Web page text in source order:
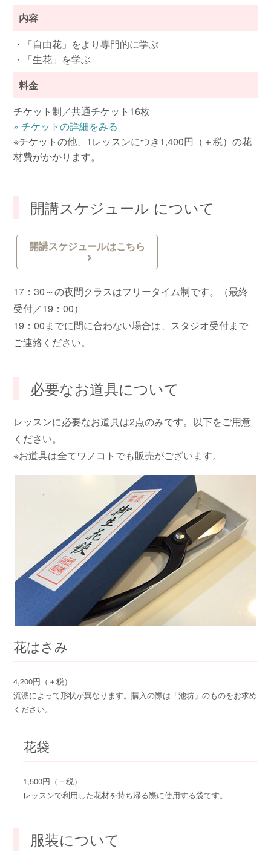
内容
・「自由花」をより専門的に学ぶ
・「生花」を学ぶ
料金
チケット制／共通チケット16枚
»チケットの詳細をみる
※チケットの他、1レッスンにつき1,400円（＋税）の花
材費がかかります。
開講スケジュール について
開講スケジュールはこちら
17：30～の夜間クラスはフリータイム制です。（最終
受付／19：00）
19：00までに間に合わない場合は、スタジオ受付まで
ご連絡ください。
必要なお道具について
レッスンに必要なお道具は2点のみです。以下をご用意
ください。
※お道具は全てワノコトでも販売がございます。
花はさみ
4,200円（＋税）
流派によって形状が異なります。購入の際は「池坊」のものをお求め
ください。
花袋
1,500円（＋税）
レッスンで利用した花材を持ち帰る際に使用する袋です。
服装について